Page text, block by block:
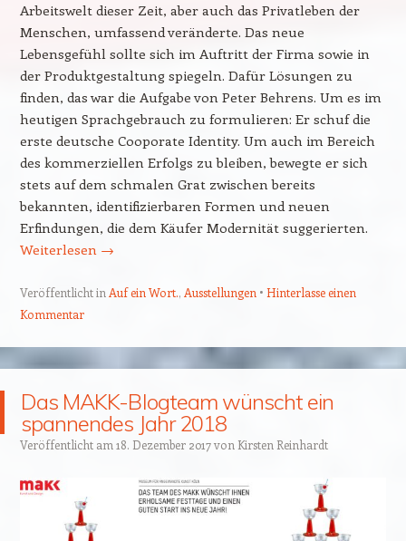
Arbeitswelt dieser Zeit, aber auch das Privatleben der
Menschen, umfassend veränderte. Das neue
Lebensgefühl sollte sich im Auftritt der Firma sowie in
der Produktgestaltung spiegeln. Dafür Lösungen zu
finden, das war die Aufgabe von Peter Behrens. Um es im
heutigen Sprachgebrauch zu formulieren: Er schuf die
erste deutsche Cooporate Identity. Um auch im Bereich
des kommerziellen Erfolgs zu bleiben, bewegte er sich
stets auf dem schmalen Grat zwischen bereits
bekannten, identifizierbaren Formen und neuen
Erfindungen, die dem Käufer Modernität suggerierten.
Weiterlesen →
Veröffentlicht in Auf ein Wort., Ausstellungen
Hinterlasse einen
Kommentar
Das MAKK-Blogteam wünscht ein
spannendes Jahr 2018
Veröffentlicht am 18. Dezember 2017von Kirsten Reinhardt